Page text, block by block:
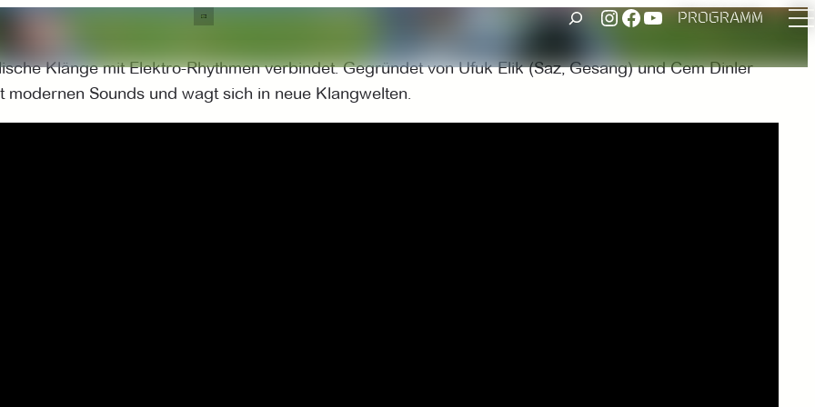
SUCHENUNSER INSTAGRAM ACCOUNT
FACEBOOK
UNSER YOUTUBE-KANALPROGRAMM
Klänge mit Elektro-Rhythmen verbindet. Gegründet von Ufuk Elik (Saz, Gesang) und Cem Dinler
modernen Sounds und wagt sich in neue Klangwelten.